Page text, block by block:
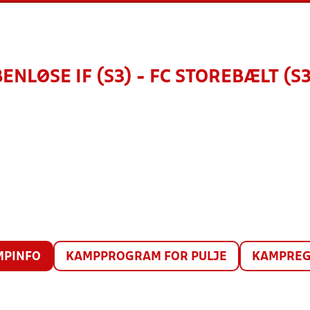
IF (S3) - FC STOREBÆLT
KAMPPROGRAM FOR PULJE